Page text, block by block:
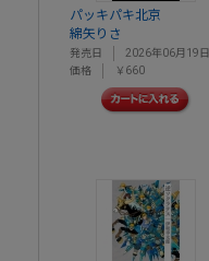
パッキパキ北京
綿矢りさ
発売日
2026年06月19日
価格
￥660